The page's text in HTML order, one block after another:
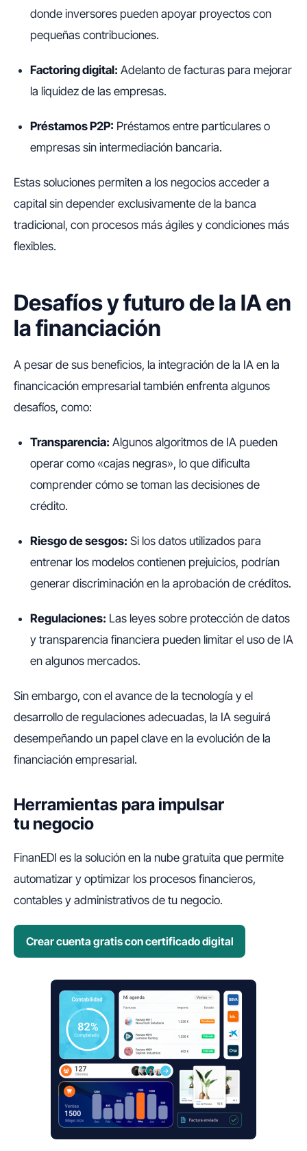
donde inversores pueden apoyar proyectos con
pequeñas contribuciones.
Factoring digital: Adelanto de facturas para mejorar
la liquidez de las empresas.
Préstamos P2P: Préstamos entre particulares o
empresas sin intermediación bancaria.
Estas soluciones permiten a los negocios acceder a
capital sin depender exclusivamente de la banca
tradicional, con procesos más ágiles y condiciones más
flexibles.
Desafíos y futuro de la IA en
la financiación
A pesar de sus beneficios, la integración de la IA en la
financicación empresarial también enfrenta algunos
desafíos, como:
Transparencia: Algunos algoritmos de IA pueden
operar como «cajas negras», lo que dificulta
comprender cómo se toman las decisiones de
crédito.
Riesgo de sesgos: Si los datos utilizados para
entrenar los modelos contienen prejuicios, podrían
generar discriminación en la aprobación de créditos.
Regulaciones: Las leyes sobre protección de datos
y transparencia financiera pueden limitar el uso de IA
en algunos mercados.
Sin embargo, con el avance de la tecnología y el
desarrollo de regulaciones adecuadas, la IA seguirá
desempeñando un papel clave en la evolución de la
financiación empresarial.
Herramientas para impulsar
tu negocio
FinanEDI es la solución en la nube gratuita que permite
automatizar y optimizar los procesos financieros,
contables y administrativos de tu negocio.
Crear cuenta gratis con certificado digital